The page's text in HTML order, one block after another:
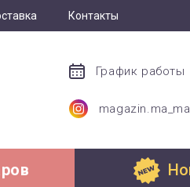
Контакты
График работы